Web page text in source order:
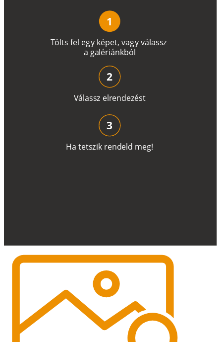
Tölts fel egy képet, vagyválassz
a galériánkból
1
Válassz elrendezést
2
Ha tetszik rendeld meg!
3